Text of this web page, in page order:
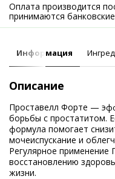
Оплата производится
принимаются
Информация
Описание
Проставелл Форте —
борьбы с простатитом.
формула помогает
мочеиспускание и
Регулярное применение
восстановлению
жизни.